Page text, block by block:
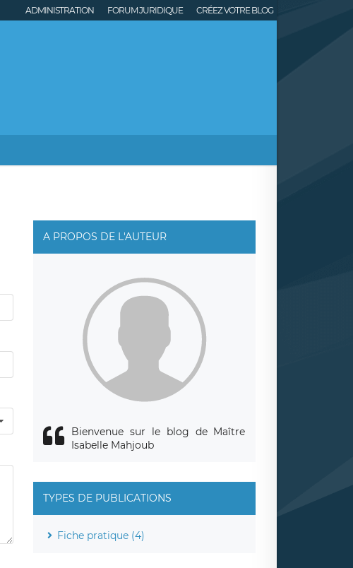
ADMINISTRATION FORUM JURIDIQUE CRÉEZ VOTRE BLOG
A PROPOS DE L'AUTEUR
Bienvenue sur le blog de Maître
Isabelle Mahjoub
TYPES DE PUBLICATIONS
Fiche pratique (4)